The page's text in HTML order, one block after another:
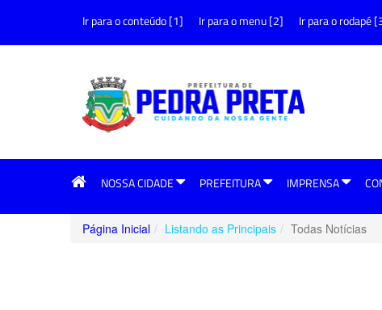
Ir para o conteúdo [1] Ir para o menu [2] Ir para o rodapé
NOSSA CIDADE PREFEITURA IMPRENSA
Página Inicial Listando as Principais Todas Notícias